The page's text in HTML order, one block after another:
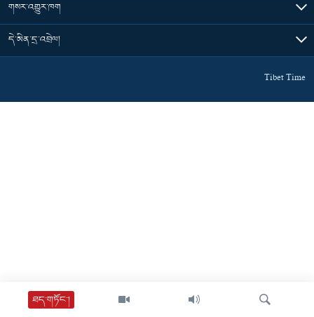
ཐད་གཏོང་།
གསར་འགྱུར་ཁག
དེ་མིན་དྲ་འབྲེལ།
Tibet Time